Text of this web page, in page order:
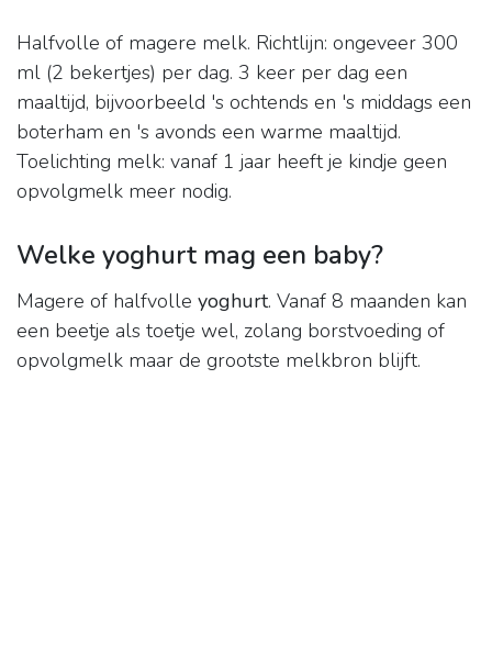
Halfvolle of magere melk. Richtlijn: ongeveer 300
ml (2 bekertjes) per dag. 3 keer per dag een
maaltijd, bijvoorbeeld 's ochtends en 's middags een
boterham en 's avonds een warme maaltijd.
Toelichting melk: vanaf 1 jaar heeft je kindje geen
opvolgmelk meer nodig.
Welke yoghurt mag een baby?
Magere of halfvolle yoghurt. Vanaf 8 maanden kan
een beetje als toetje wel, zolang borstvoeding of
opvolgmelk maar de grootste melkbron blijft.